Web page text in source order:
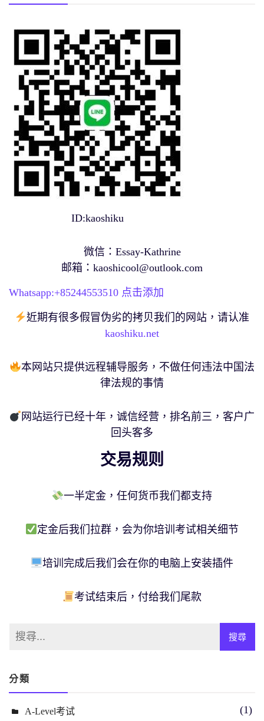
ID:kaoshiku
微信：Essay-Kathrine
邮箱： kaoshicool@outlook.com
Whatsapp:+85244553510 点击添加
近期有很多假冒伪劣的拷贝我们的网站，请认准
kaoshiku.net
本网站只提供远程辅导服务，不做任何违法中国法
律法规的事情
网站运行已经十年，诚信经营，排名前三，客户广
回头客多
交易规则
一半定金，任何货币我们都支持
定金后我们拉群，会为你培训考试相关细节
培训完成后我们会在你的电脑上安装插件
考试结束后，付给我们尾款
分類
A-Level考试 (1)